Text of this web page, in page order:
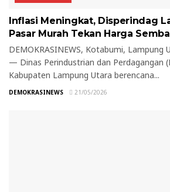
Inflasi Meningkat, Disperindag
Pasar Murah Tekan Harga
DEMOKRASINEWS, Kotabumi, Lampung
— Dinas Perindustrian dan Perdagangan
Kabupaten Lampung Utara berencana...
DEMOKRASINEWS 21/05/2026